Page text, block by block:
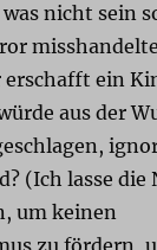
nicht sein
ein
aus der
(Ich lasse die
um keinen
zu fördern,